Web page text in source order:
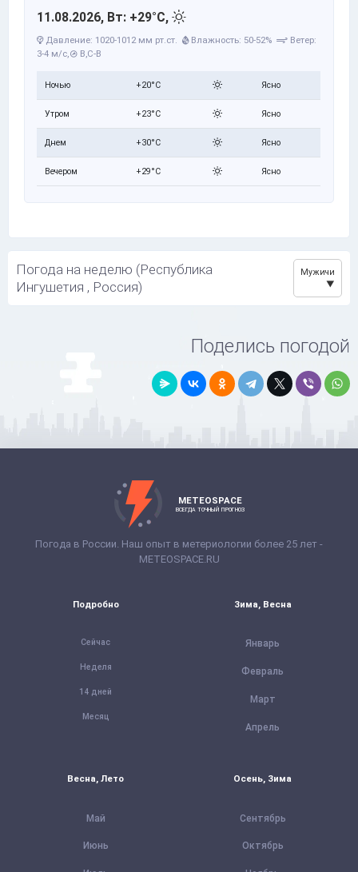
11.08.2026, Вт: +29°C,
Давление: 1020-1012 мм рт.ст. Влажность: 50-52%
Ветер:
3-4 м/с,
В,С-В
Ночью +20°C Ясно
Утром +23°C Ясно
Днем +30°C Ясно
Вечером +29°C Ясно
Погода на неделю (Республика
Ингушетия , Россия)
Мужичи
Поделись погодой
METEOSPACE
ВСЕГДА ТОЧНЫЙ ПРОГНОЗ
Погода в России. Наш опыт в метериологии более 25 лет -
METEOSPACE.RU
Подробно
Сейчас
Неделя
14 дней
Месяц
Зима, Весна
Январь
Февраль
Март
Апрель
Весна, Лето
Май
Июнь
Осень, Зима
Сентябрь
Октябрь